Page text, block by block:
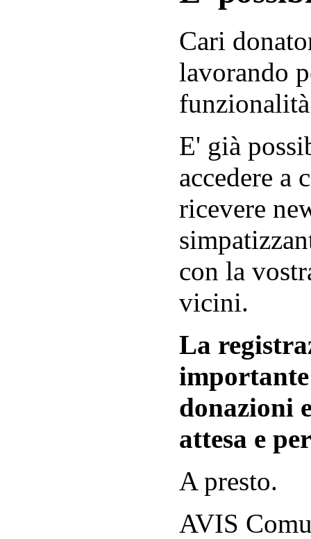
Cari
lavorando
E' già
accedere a
ricevere
con la
vicini.
La
donazioni
attesa e
A presto.
AVIS